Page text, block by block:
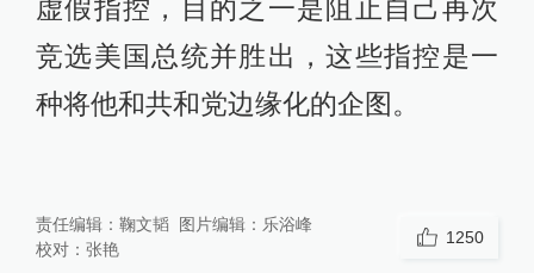
虚假指控，目的之一是阻止自己再次
竞选美国总统并胜出，这些指控是一
种将他和共和党边缘化的企图。
责任编辑： 鞠文韬 图片编辑： 乐浴峰
校对： 张艳
1250